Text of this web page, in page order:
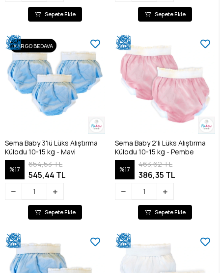
Sepete Ekle Sepete Ekle
KARGO BEDAVA
Sema Baby 3'lü Lüks Alıştırma
Külodu 10-15 kg - Mavi
%17
654,53 TL
545,44 TL
Sepete Ekle
Sema Baby 2'li Lüks Alıştırma
Külodu 10-15 kg - Pembe
%17
463,62 TL
386,35 TL
Sepete Ekle